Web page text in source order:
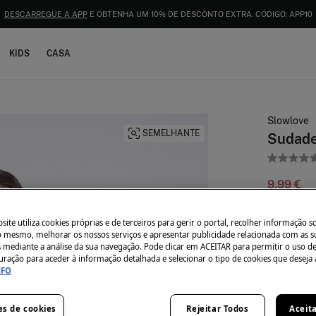
ENVIOS GRÁTIS PARA A LOJA E AO DOMICÍLIO A PARTIR DE 50€
KIDS CASA
SEMELHANTE
Slowlove
9,99 €
Côr:
utiliza cookies próprias e de terceiros para gerir o portal, recolher informação
mesmo, melhorar os nossos serviços e apresentar publicidade relacionada com as
a análise da sua navegação. Pode clicar em ACEITAR para permitir o uso
para aceder à informação detalhada e selecionar o tipo de cookies que deseja
Rejeitar Todos
de cookies